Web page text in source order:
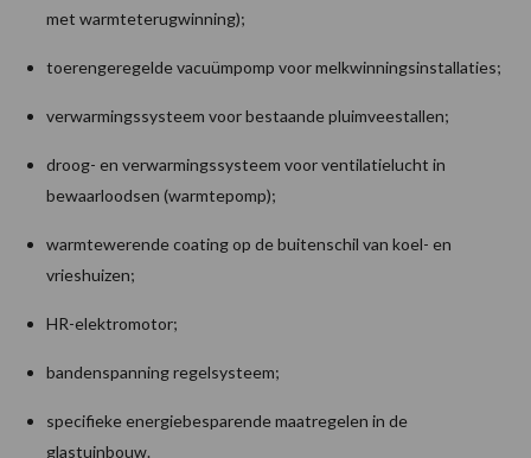
met warmteterugwinning);
toerengeregelde vacuümpomp voor melkwinningsinstallaties;
verwarmingssysteem voor bestaande pluimveestallen;
droog- en verwarmingssysteem voor ventilatielucht in
bewaarloodsen (warmtepomp);
warmtewerende coating op de buitenschil van koel- en
vrieshuizen;
HR-elektromotor;
bandenspanning regelsysteem;
specifieke energiebesparende maatregelen in de
glastuinbouw.